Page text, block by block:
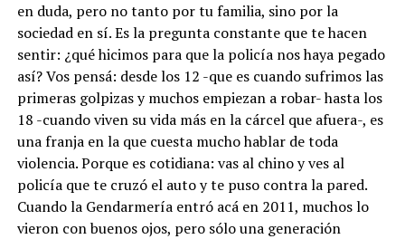
en duda, pero no tanto por tu familia, sino por la
sociedad en sí. Es la pregunta constante que te hacen
sentir: ¿qué hicimos para que la policía nos haya pegado
así? Vos pensá: desde los 12 -que es cuando sufrimos las
primeras golpizas y muchos empiezan a robar- hasta los
18 -cuando viven su vida más en la cárcel que afuera-, es
una franja en la que cuesta mucho hablar de toda
violencia. Porque es cotidiana: vas al chino y ves al
policía que te cruzó el auto y te puso contra la pared.
Cuando la Gendarmería entró acá en 2011, muchos lo
vieron con buenos ojos, pero sólo una generación